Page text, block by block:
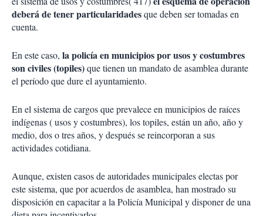
deberá de tener particularidadesque deben ser tomadas en
cuenta.
En este caso, la policía en municipios por usos y costumbres
son civiles (topiles)que tienen un mandato de asamblea durante
el período que dure el ayuntamiento.
En el sistema de cargos que prevalece en municipios de raíces
indígenas ( usos y costumbres), los topiles, están un año, año y
medio, dos o tres años, y después se reincorporan a sus
actividades cotidiana.
Aunque, existen casos de autoridades municipales electas por
este sistema, que por acuerdos de asamblea, han mostrado su
disposición en capacitar a la Policía Municipal y disponer de una